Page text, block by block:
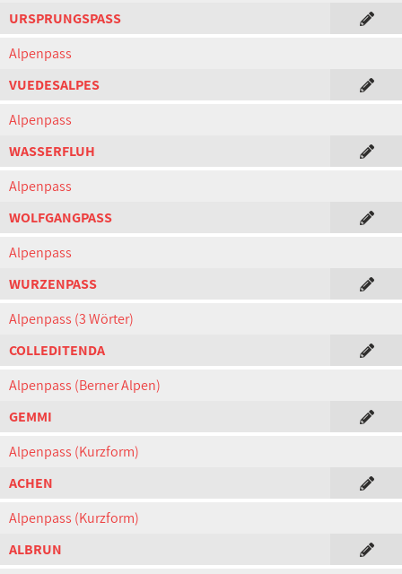
URSPRUNGSPASS
Alpenpass
VUEDESALPES
Alpenpass
WASSERFLUH
Alpenpass
WOLFGANGPASS
Alpenpass
WURZENPASS
Alpenpass (3 Wörter)
COLLEDITENDA
Alpenpass (Berner Alpen)
GEMMI
Alpenpass (Kurzform)
ACHEN
Alpenpass (Kurzform)
ALBRUN